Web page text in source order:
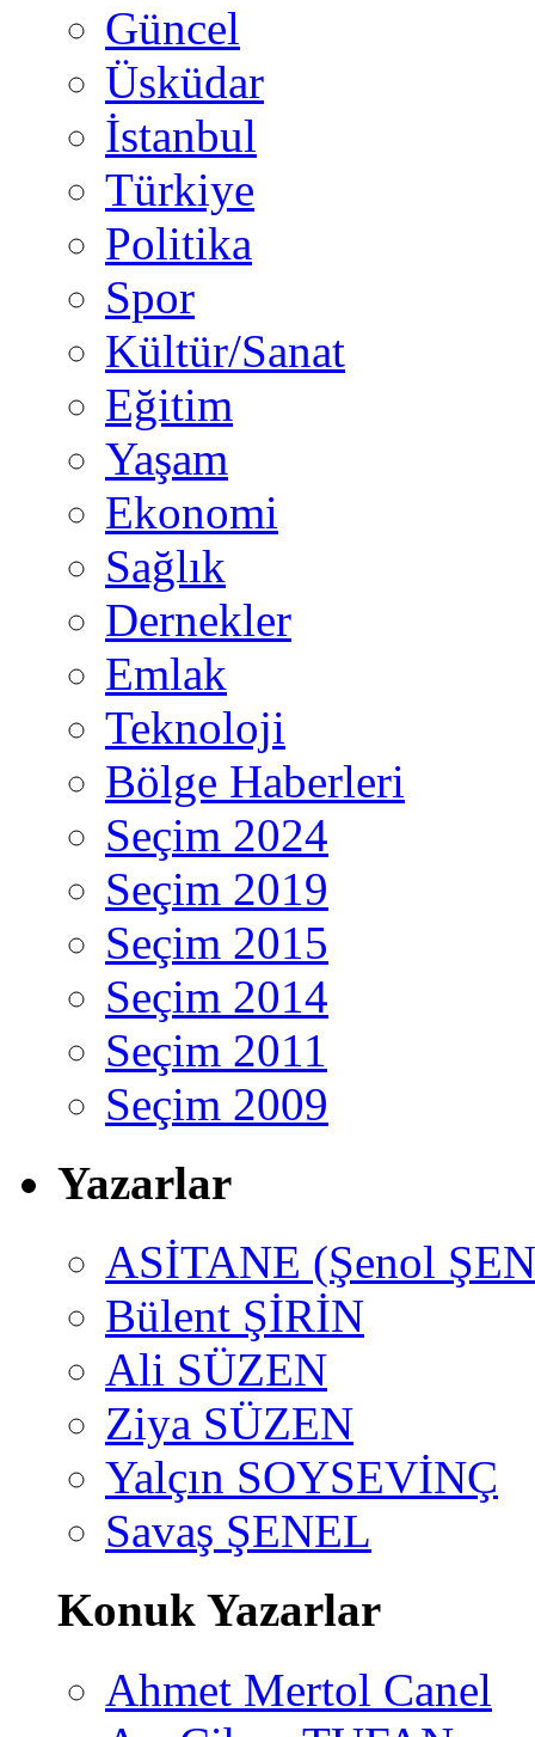
Güncel
Üsküdar
İstanbul
Türkiye
Politika
Spor
Kültür/Sanat
Eğitim
Yaşam
Ekonomi
Sağlık
Dernekler
Emlak
Teknoloji
Bölge Haberleri
Seçim 2024
Seçim 2019
Seçim 2015
Seçim 2014
Seçim 2011
Seçim 2009
Yazarlar
ASİTANE (Şenol
Bülent ŞİRİN
Ali SÜZEN
Ziya SÜZEN
Yalçın SOYSEVİNÇ
Savaş ŞENEL
Konuk Yazarlar
Ahmet Mertol Canel